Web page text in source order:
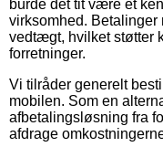
burde det tit være et
virksomhed. Betalinger
vedtægt, hvilket støtter
forretninger.
Vi tilråder generelt
mobilen. Som en
afbetalingsløsning fra
afdrage